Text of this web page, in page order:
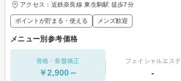
アクセス：近鉄奈良線 東生駒駅 徒歩7分
ポイントが貯まる・使える メンズ歓迎
メニュー別参考価格
骨格・骨盤矯正
￥2,900～
フェイシャルエステ
-